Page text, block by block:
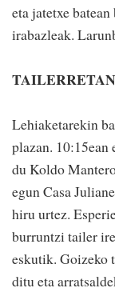
eta jatetxe
irabazleak.
Lehiaketarekin
plazan.
du Koldo
egun Casa
hiru urtez.
burruntzi tailer
eskutik. Goizeko
ditu eta